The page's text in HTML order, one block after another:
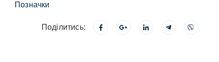
Позначки
Поділитись: